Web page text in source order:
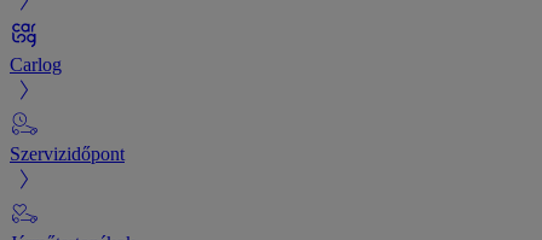
Carlog
Szervizidőpont